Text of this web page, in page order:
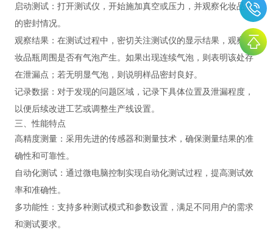
‌启动测试‌：打开测试仪，开始施加真空或压力，并观察化妆品瓶
的密封情况。
‌观察结果‌：在测试过程中，密切关注测试仪的显示结果，观察化
妆品瓶周围是否有气泡产生。如果出现连续气泡，则表明该处存
在泄漏点；若无明显气泡，则说明样品密封良好。
‌记录数据‌：对于发现的问题区域，记录下具体位置及泄漏程度，
以便后续改进工艺或调整生产线设置。
三、性能特点
‌高精度测量‌：采用先进的传感器和测量技术，确保测量结果的准
确性和可靠性。
‌自动化测试‌：通过微电脑控制实现自动化测试过程，提高测试效
率和准确性。
‌多功能性‌：支持多种测试模式和参数设置，满足不同用户的需求
和测试要求。